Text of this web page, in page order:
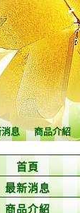
息 商品介紹
首頁
最新消息
商品介紹